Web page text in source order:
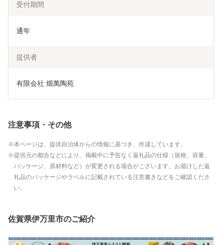
受付期間
通年
提供者
有限会社 畑萬陶苑
注意事項・その他
本ページは、提供自治体からの情報に基づき、作成しています。
提供元の都合などにより、掲載中に予告なく返礼品の仕様（規格、容量、
パッケージ、原材料など）が変更される場合がございます。お届けした返
礼品のパッケージやラベルに記載されている注意書きなどをご確認くださ
い。
佐賀県伊万里市のご紹介